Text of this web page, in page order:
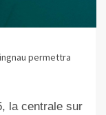
permettra
la centrale sur